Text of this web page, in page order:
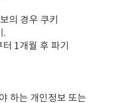
의 경우 쿠키
.
1개월 후 파기
하는 개인정보 또는